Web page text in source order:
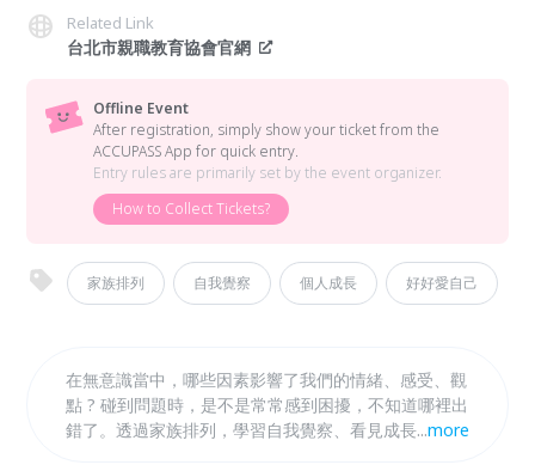
Related Link
台北市親職教育協會官網
Offline Event
After registration, simply show your ticket from the
ACCUPASS App for quick entry.
Entry rules are primarily set by the event organizer.
How to Collect Tickets?
家族排列 自我覺察 個人成長 好好愛自己
在無意識當中，哪些因素影響了我們的情緒、感受、觀
點 ? 碰到問題時，是不是常常感到困擾，不知道哪裡出
錯了。透過家族排列，學習自我覺察、看見成長過程的
...more